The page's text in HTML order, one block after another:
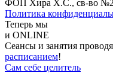
ФОП Хира Х.С., св-во
Политика
Теперь мы
и ONLINE
Сеансы и занятия
расписанием!
Сам себе целитель